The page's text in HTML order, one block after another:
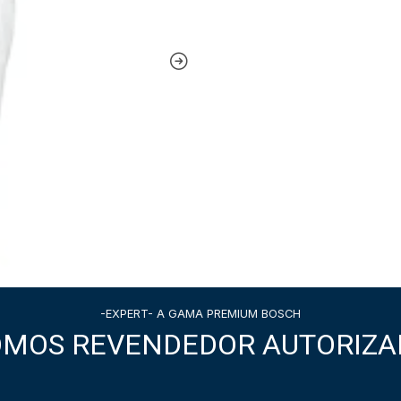
-EXPERT- A GAMA PREMIUM BOSCH
REVENDEDOR